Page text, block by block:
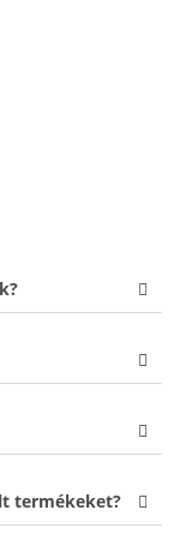
termékeket?